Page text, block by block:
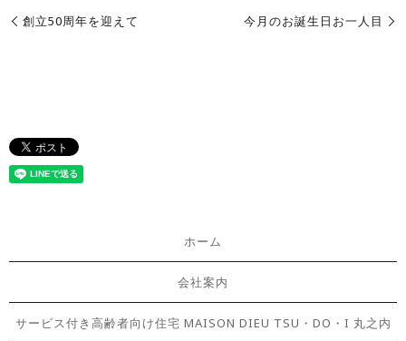
創立50周年を迎えて 今月のお誕生日お一人目
ホーム
会社案内
サービス付き高齢者向け住宅 MAISON DIEU TSU・DO・I 丸之内